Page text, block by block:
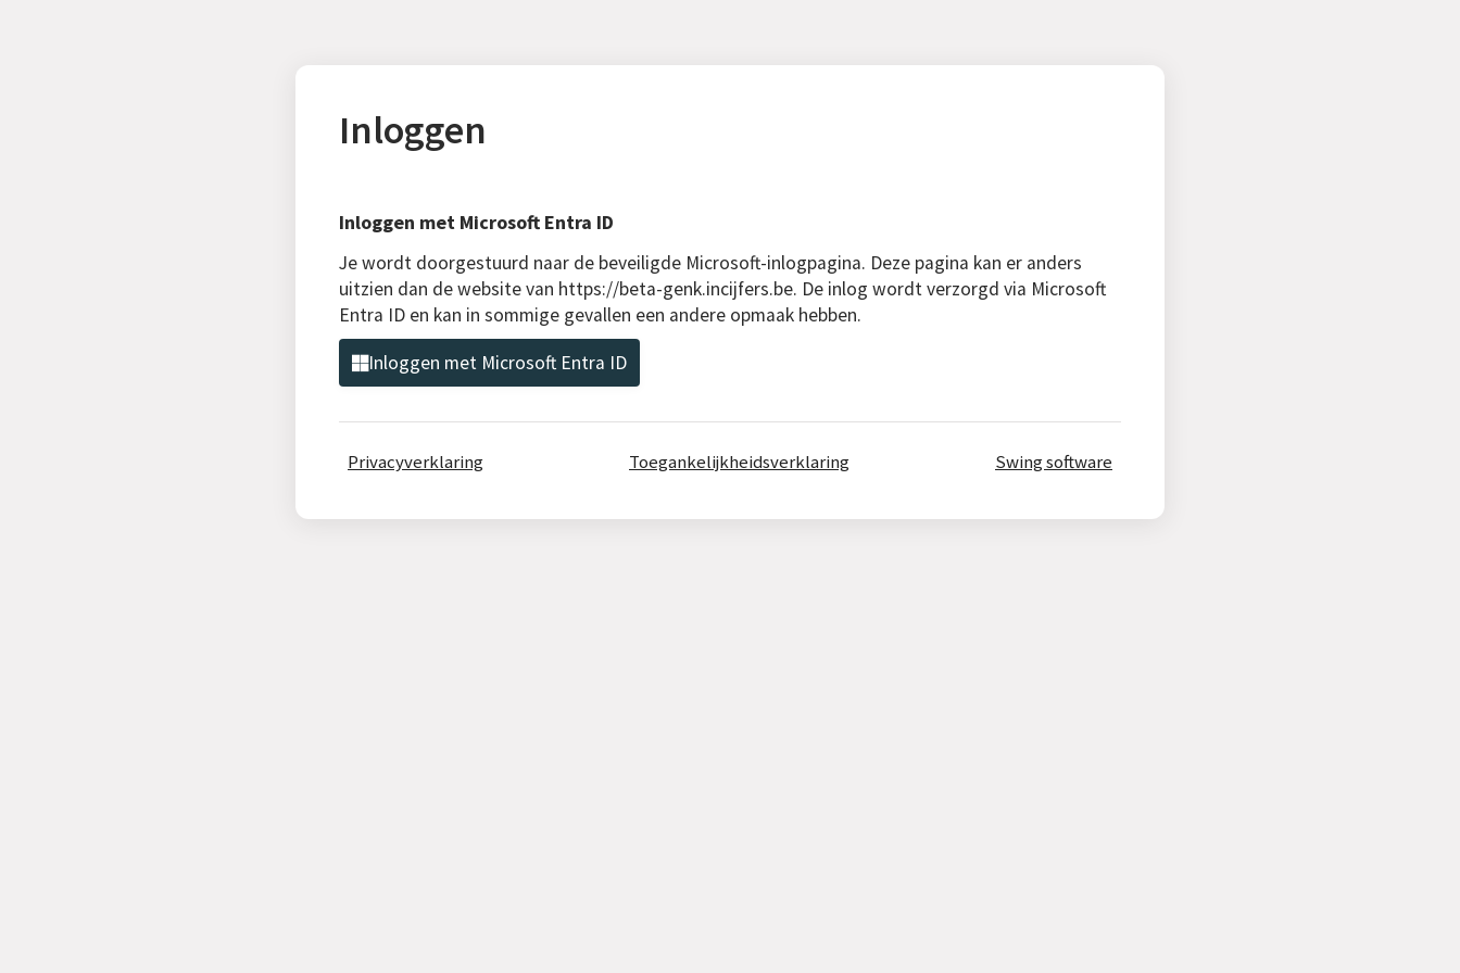
Inloggen
Inloggen met Microsoft Entra ID
Je wordt doorgestuurd naar de beveiligde Microsoft-inlogpagina. Deze pagina kan er anders
uitzien dan de website van https://beta-genk.incijfers.be. De inlog wordt verzorgd via Microsoft
Entra ID en kan in sommige gevallen een andere opmaak hebben.
Inloggen met Microsoft Entra ID
Privacyverklaring Toegankelijkheidsverklaring Swing software